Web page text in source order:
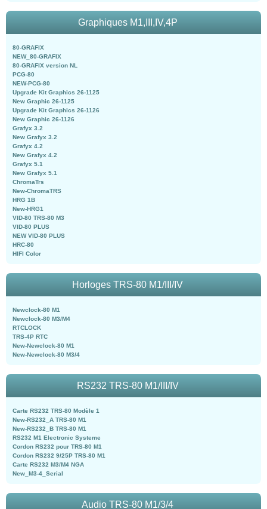
Graphiques M1,III,IV,4P
80-GRAFIX
NEW_80-GRAFIX
80-GRAFIX version NL
PCG-80
NEW-PCG-80
Upgrade Kit Graphics 26-1125
New Graphic 26-1125
Upgrade Kit Graphics 26-1126
New Graphic 26-1126
Grafyx 3.2
New Grafyx 3.2
Grafyx 4.2
New Grafyx 4.2
Grafyx 5.1
New Grafyx 5.1
ChromaTrs
New-ChromaTRS
HRG 1B
New-HRG1
VID-80 TRS-80 M3
VID-80 PLUS
NEW VID-80 PLUS
HRC-80
HIFI Color
Horloges TRS-80 M1/III/IV
Newclock-80 M1
Newclock-80 M3/M4
RTCLOCK
TRS-4P RTC
New-Newclock-80 M1
New-Newclock-80 M3/4
RS232 TRS-80 M1/III/IV
Carte RS232 TRS-80 Modèle 1
New-RS232_A TRS-80 M1
New-RS232_B TRS-80 M1
RS232 M1 Electronic Systeme
Cordon RS232 pour TRS-80 M1
Cordon RS232 9/25P TRS-80 M1
Carte RS232 M3/M4 NGA
New_M3-4_Serial
Audio TRS-80 M1/3/4